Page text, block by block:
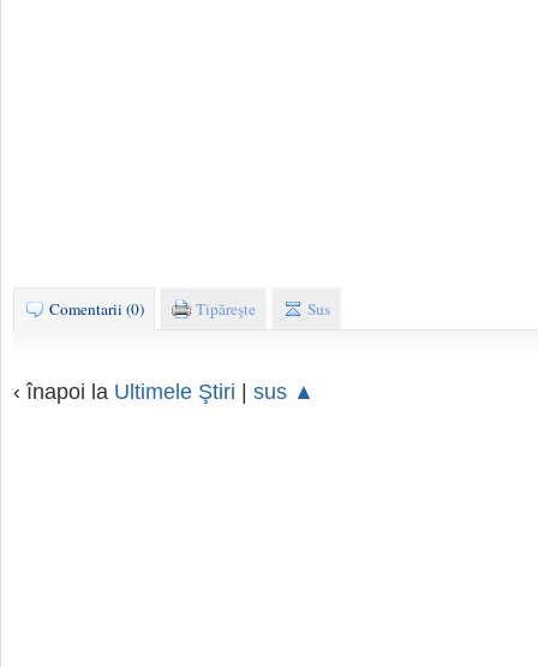
Comentarii (0) Tipăreşte Sus
‹ înapoi la Ultimele Ştiri | sus ▲